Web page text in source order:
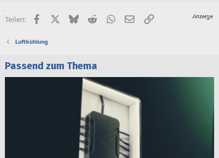
Teilen: FacebookX (Twitter)
BlueskyRedditWhatsApp
E-MailLink
Luftkühlung
Passend zum Thema